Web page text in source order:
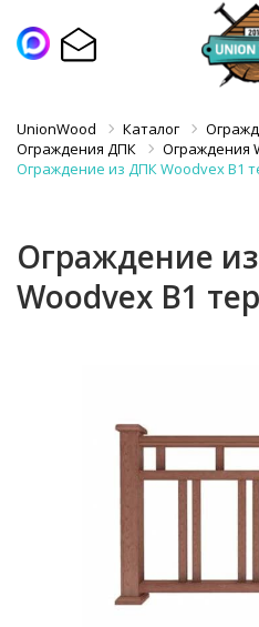
UnionWood Каталог
Ограждения ДПК
Ограждения
Ограждение из ДПК Woodvex В1
Ограждение
Woodvex В1